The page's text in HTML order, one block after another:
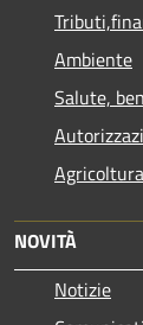
Ambiente
Salute,
NOVITÀ
Notizie